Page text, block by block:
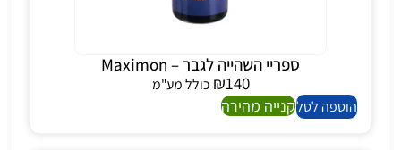
ספריי השהייה לגבר – Maximon
₪140
כולל מע"מ
הוספה לסלקנייה מהירה